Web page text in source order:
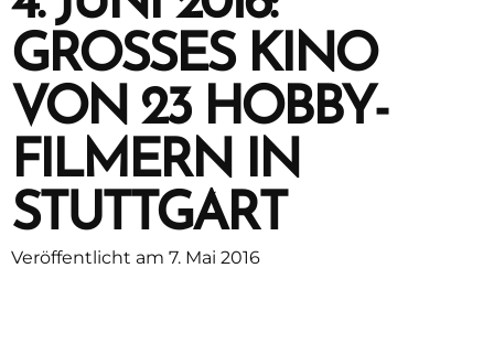
GROSSES KINO
VON 23 HOBBY-
FILMERN IN
STUTTGART
Veröffentlicht am 7. Mai 2016